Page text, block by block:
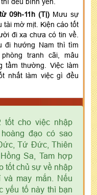
09h-11h (Tị) Mưu sự
tài mờ mịt. Kiện cáo tốt
đi xa chưa có tin về.
đi hướng Nam thì tìm
tranh cãi, mâu
tầm thường. Việc làm
nhất làm việc gì đều
tốt cho việc nhập
đạo có sao
Tứ Đức, Thiên
Sa, Tam hợp
tốt chủ sự về nhập
may mắn. Nếu
yếu tố này thì bạn